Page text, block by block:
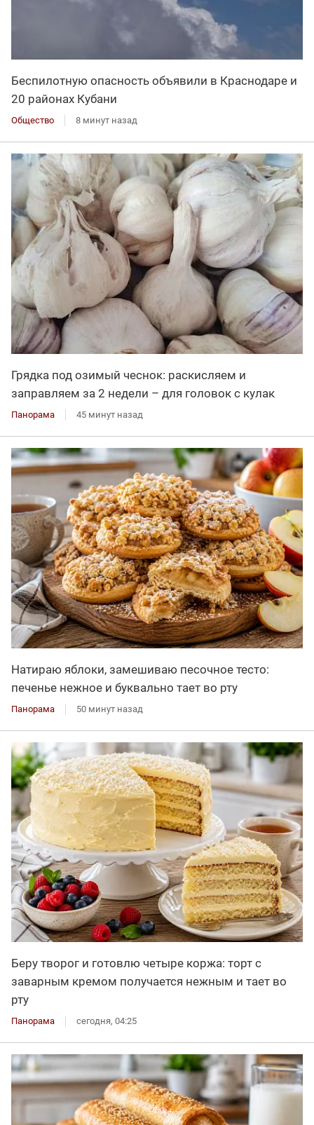
Беспилотную опасность объявили в Краснодаре и
20 районах Кубани
Общество 8 минут назад
Грядка под озимый чеснок: раскисляем и
заправляем за 2 недели – для головок с кулак
Панорама 45 минут назад
Натираю яблоки, замешиваю песочное тесто:
печенье нежное и буквально тает во рту
Панорама 50 минут назад
Беру творог и готовлю четыре коржа: торт с
заварным кремом получается нежным и тает во
рту
Панорама сегодня, 04:25